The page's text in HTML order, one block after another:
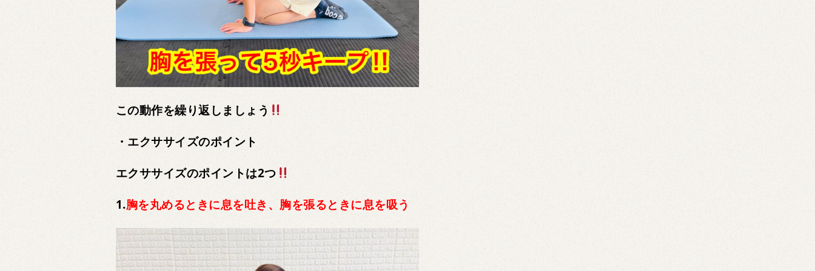
この動作を繰り返しましょう
・エクササイズのポイント
エクササイズのポイントは2つ
1.胸を丸めるときに息を吐き、胸を張るときに息を吸う